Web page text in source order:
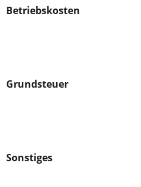
Betriebskosten
Grundsteuer
Sonstiges